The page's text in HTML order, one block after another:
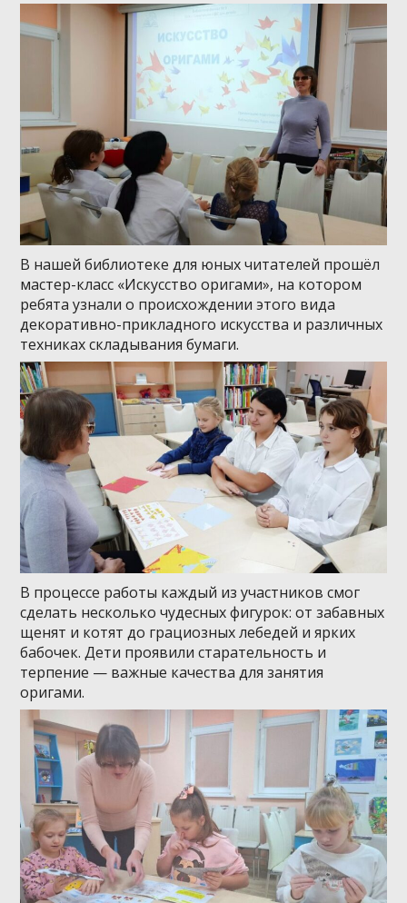
В нашей библиотеке для юных читателей прошёл
мастер-класс «Искусство оригами», на котором
ребята узнали о происхождении этого вида
декоративно-прикладного искусства и различных
техниках складывания бумаги.
В процессе работы каждый из участников смог
сделать несколько чудесных фигурок: от забавных
щенят и котят до грациозных лебедей и ярких
бабочек. Дети проявили старательность и
терпение — важные качества для занятия
оригами.